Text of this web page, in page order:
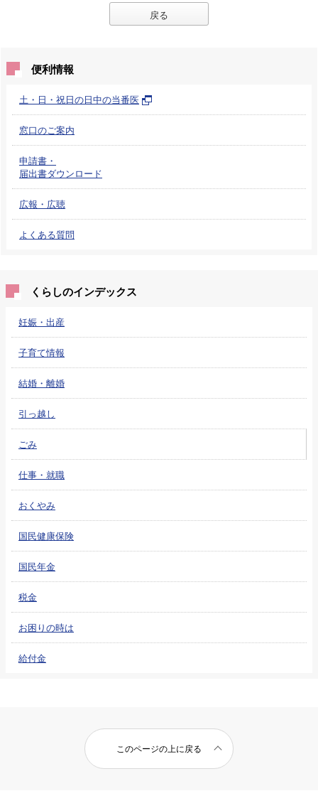
戻る
便利情報
土・日・祝日の日中の当番医
窓口のご案内
申請書・
届出書ダウンロード
広報・広聴
よくある質問
くらしのインデックス
妊娠・出産
子育て情報
結婚・離婚
引っ越し
ごみ
仕事・就職
おくやみ
国民健康保険
国民年金
税金
お困りの時は
給付金
このページの上に戻る